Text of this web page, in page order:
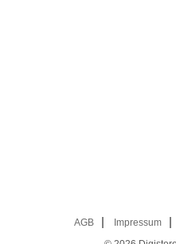
AGB
Impressum